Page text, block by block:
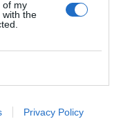
of my
with the
Privacy Policy